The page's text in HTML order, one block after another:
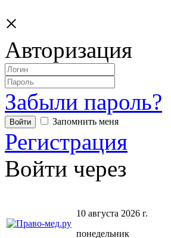
×
Авторизация
Забыли пароль?
Запомнить меня
Регистрация
Войти через
10 августа 2026 г.
понедельник